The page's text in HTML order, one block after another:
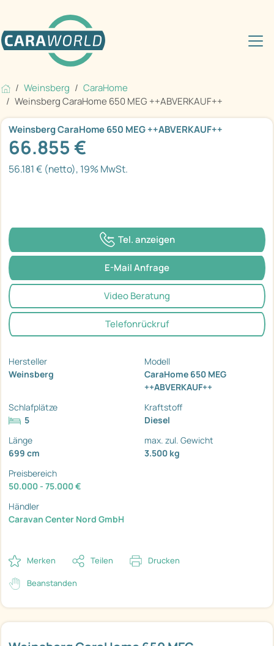
Weinsberg
CaraHome
Weinsberg CaraHome 650 MEG ++ABVERKAUF++
Weinsberg CaraHome 650 MEG ++ABVERKAUF++
66.855 €
56.181 € (netto), 19% MwSt.
Tel. anzeigen
E-Mail Anfrage
Video Beratung
Telefonrückruf
Hersteller
Weinsberg
Modell
CaraHome 650 MEG
++ABVERKAUF++
Schlafplätze
5
Kraftstoff
Diesel
Länge
699 cm
max. zul. Gewicht
3.500 kg
Preisbereich
50.000 - 75.000 €
Händler
Caravan Center Nord GmbH
Merken Teilen Drucken
Beanstanden